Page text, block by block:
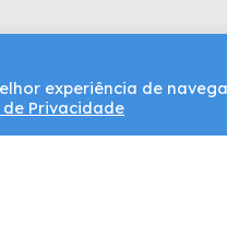
experiência de
Privacidade